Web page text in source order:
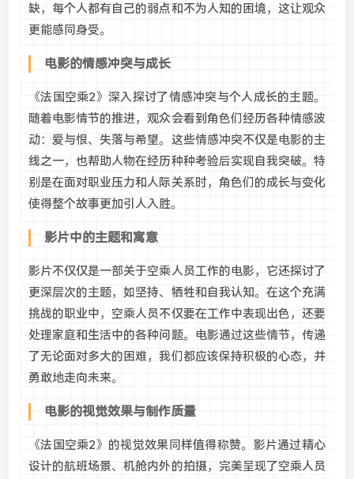
缺，每个人都有自己的弱点和不为人知的困境，这让观众
更能感同身受。
电影的情感冲突与成长
《法国空乘2》深入探讨了情感冲突与个人成长的主题。
随着电影情节的推进，观众会看到角色们经历各种情感波
动：爱与恨、失落与希望。这些情感冲突不仅是电影的主
线之一，也帮助人物在经历种种考验后实现自我突破。特
别是在面对职业压力和人际关系时，角色们的成长与变化
使得整个故事更加引人入胜。
影片中的主题和寓意
影片不仅仅是一部关于空乘人员工作的电影，它还探讨了
更深层次的主题，如坚持、牺牲和自我认知。在这个充满
挑战的职业中，空乘人员不仅要在工作中表现出色，还要
处理家庭和生活中的各种问题。电影通过这些情节，传递
了无论面对多大的困难，我们都应该保持积极的心态，并
勇敢地走向未来。
电影的视觉效果与制作质量
《法国空乘2》的视觉效果同样值得称赞。影片通过精心
设计的航班场景、机舱内外的拍摄，完美呈现了空乘人员